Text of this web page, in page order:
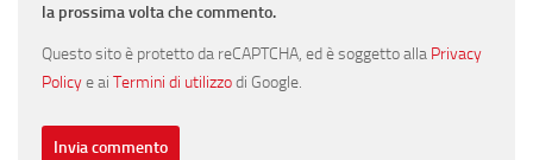
la prossima volta che commento.
Questo sito è protetto da reCAPTCHA, ed è soggetto alla Privacy
Policye ai Termini di utilizzodi Google.